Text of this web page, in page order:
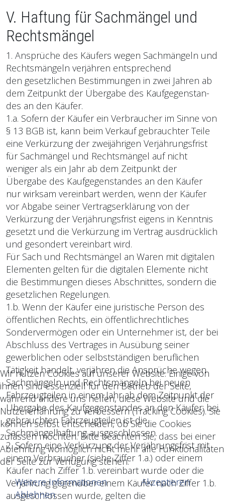
V. Haftung für Sachmängel und
Rechtsmängel
1. Ansprüche des Käufers wegen Sachmängeln und
Rechtsmängeln verjähren entsprechend
den gesetzlichen Bestimmungen in zwei Jahren ab
dem Zeitpunkt der Übergabe des Kaufgegenstan­
des an den Käufer.
1.a. Sofern der Käufer ein Verbraucher im Sinne von
§ 13 BGB ist, kann beim Verkauf gebrauchter Teile
eine Verkürzung der zweijährigen Verjährungsfrist
für Sachmängel und Rechtsmängel auf nicht
weniger als ein Jahr ab dem Zeitpunkt der
Übergabe des Kaufgegenstandes an den Käufer
nur wirksam vereinbart werden, wenn der Käufer
vor Abgabe seiner Vertragserklärung von der
Verkürzung der Verjährungsfrist eigens in Kenntnis
gesetzt und die Verkürzung im Ver­trag ausdrücklich
und gesondert vereinbart wird.
Für Sach­ und Rechtsmängel an Waren mit digitalen
Elementen gelten für die digitalen Ele­mente nicht
die Bestimmungen dieses Abschnittes, sondern die
gesetzlichen Regelungen.
1.b. Wenn der Käufer eine juristische Person des
öffentlichen Rechts, ein öffentlich­rechtliches
Sondervermögen oder ein Unternehmer ist, der bei
Abschluss des Vertrages in Ausübung sei­ner
gewerblichen oder selbstständigen beruflichen
Tätigkeit handelt, verjähren die Ansprüche wegen
Sachmängeln und Rechtsmängeln bei neuen
Fahrzeugteilen in einem Jahr ab dem Zeitpunkt der
Übergabe des Kaufgegenstandes an den Käufer; bei
gebrauchten Fahrzeug­teilen ist die
Sachmängelhaftung ausgeschlossen.
2. Sofern eine Verkürzung der Verjährungsfrist mit
einem Verbraucher (siehe Ziffer 1.a.) oder einem
Käufer nach Ziffer 1.b. vereinbart wurde oder die
Verjährung gegenüber einem Käufer nach Ziffer 1.b.
ausgeschlossen wurde, gelten die
Wir nutzen Cookies auf unserer Website. Einige von
ihnen sind essenziell für den Betrieb der Seite,
während andere uns helfen, diese Website und die
Nutzererfahrung zu verbessern (Tracking Cookies). Sie
können selbst entscheiden, ob Sie die Cookies
zulassen möchten. Bitte beachten Sie, dass bei einer
Ablehnung womöglich nicht mehr alle Funktionalitäten
der Seite zur Verfügung stehen.
Weitere Informationen
Akzeptieren
Ablehnen